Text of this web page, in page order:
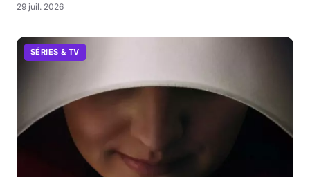
29 juil. 2026
SÉRIES & TV